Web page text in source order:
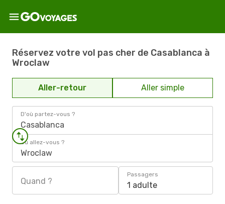
Réservez votre vol pas cher de Casablanca à
Wroclaw
Aller-retour Aller simple
D'où partez-vous ?
Casablanca
Où allez-vous ?
Wroclaw
Quand ?
Passagers
1 adulte